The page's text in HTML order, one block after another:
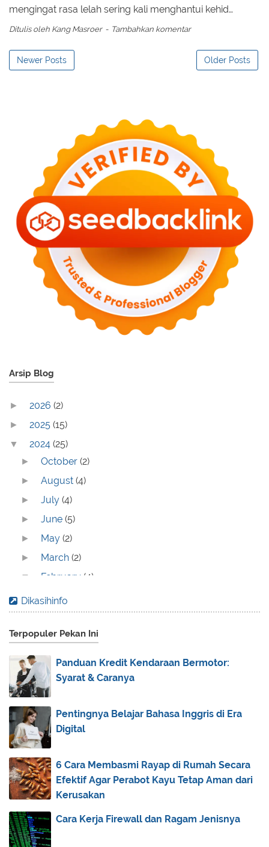
mengingat rasa lelah sering kali menghantui kehid…
Ditulis oleh Kang Masroer Tambahkan komentar
Newer Posts Older Posts
Arsip Blog
► 2026 (2)
► 2025 (15)
▼ 2024 (25)
► October(2)
► August(4)
► July(4)
► June(5)
► May(2)
► March(2)
▼ February (4)
Mengoptimalkan Konstruksi dengan Wiremesh
untuk Da...
Dekorasi...
Punya Pengalaman Buruk dengan Prudential? Ini
yang...
7 Cara Agar Badan Fit dan Tidak Mudah Lelah,
Terap...
► January(2)
► 2023
► 2022 (69)
► 2021 (119)
► 2020
► 2019
Dikasihinfo
Terpopuler Pekan Ini
Panduan Kredit Kendaraan Bermotor:
Syarat & Caranya
Pentingnya Belajar Bahasa Inggris di Era
Digital
6 Cara Membasmi Rayap di Rumah Secara
Efektif Agar Perabot Kayu Tetap Aman dari
Kerusakan
Cara Kerja Firewall dan Ragam Jenisnya